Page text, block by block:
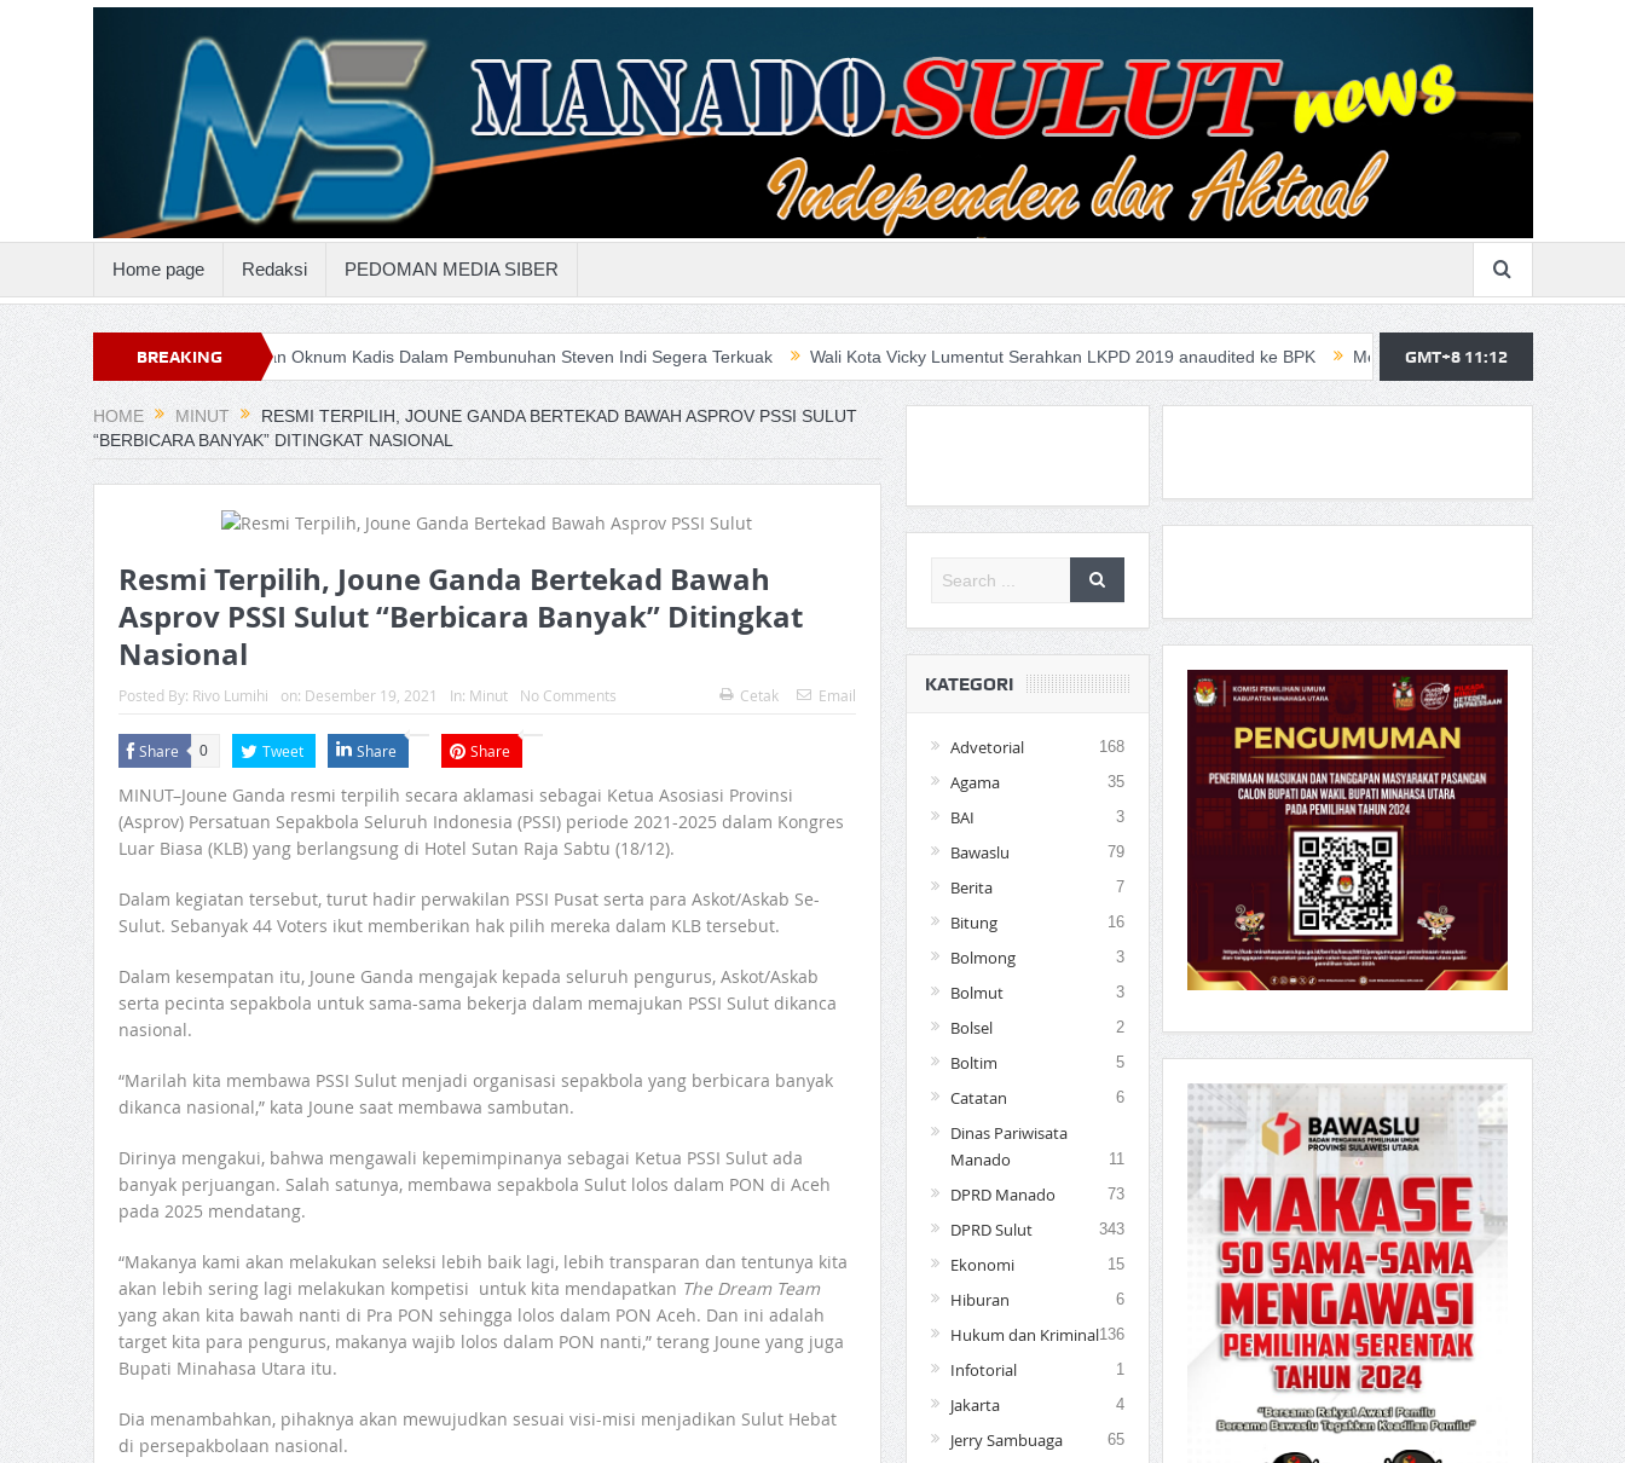
Home page Redaksi PEDOMAN MEDIA SIBER
BREAKING
NEWS
Keterlibatan Oknum Kadis Dalam Pembunuhan Steven Indi Segera Terkuak Wali Kota Vicky Lumentut Serahkan LKPD 2019 anaudited ke BPK Merasa Terpangil, GMBI Wilter Sulut Siap
GMT+8 11:12
HOME MINUT
RESMI TERPILIH, JOUNE GANDA BERTEKAD BAWAH ASPROV PSSI SULUT
“BERBICARA BANYAK” DITINGKAT NASIONAL
Resmi Terpilih, Joune Ganda Bertekad Bawah
Asprov PSSI Sulut “Berbicara Banyak” Ditingkat
Nasional
Posted By: Rivo Lumihi on: Desember 19, 2021 In: Minut No Comments Cetak Email
Share 0 Tweet Share Share
MINUT–Joune Ganda resmi terpilih secara aklamasi sebagai Ketua Asosiasi Provinsi
(Asprov) Persatuan Sepakbola Seluruh Indonesia (PSSI) periode 2021-2025 dalam Kongres
Luar Biasa (KLB) yang berlangsung di Hotel Sutan Raja Sabtu (18/12).
Dalam kegiatan tersebut, turut hadir perwakilan PSSI Pusat serta para Askot/Askab Se-
Sulut. Sebanyak 44 Voters ikut memberikan hak pilih mereka dalam KLB tersebut.
Dalam kesempatan itu, Joune Ganda mengajak kepada seluruh pengurus, Askot/Askab
serta pecinta sepakbola untuk sama-sama bekerja dalam memajukan PSSI Sulut dikanca
nasional.
“Marilah kita membawa PSSI Sulut menjadi organisasi sepakbola yang berbicara banyak
dikanca nasional,” kata Joune saat membawa sambutan.
Dirinya mengakui, bahwa mengawali kepemimpinanya sebagai Ketua PSSI Sulut ada
banyak perjuangan. Salah satunya, membawa sepakbola Sulut lolos dalam PON di Aceh
pada 2025 mendatang.
“Makanya kami akan melakukan seleksi lebih baik lagi, lebih transparan dan tentunya kita
akan lebih sering lagi melakukan kompetisi untuk kita mendapatkan The Dream Team
yang akan kita bawah nanti di Pra PON sehingga lolos dalam PON Aceh. Dan ini adalah
target kita para pengurus, makanya wajib lolos dalam PON nanti,” terang Joune yang juga
Bupati Minahasa Utara itu.
Dia menambahkan, pihaknya akan mewujudkan sesuai visi-misi menjadikan Sulut Hebat
di persepakbolaan nasional.
KATEGORI
Advetorial 168
Agama 35
BAI 3
Bawaslu 79
Berita 7
Bitung 16
Bolmong 3
Bolmut 3
Bolsel 2
Boltim 5
Catatan 6
Dinas Pariwisata
Manado
11
DPRD Manado 73
DPRD Sulut 343
Ekonomi 15
Hiburan 6
Hukum dan Kriminal136
Infotorial 1
Jakarta 4
Jerry Sambuaga 65